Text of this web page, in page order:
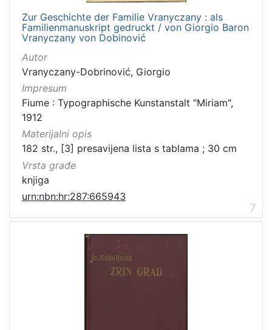
Zur Geschichte der Familie Vranyczany : als
Familienmanuskript gedruckt / von Giorgio Baron
Vranyczany von Dobinović
Autor
Vranyczany-Dobrinović, Giorgio
Impresum
Fiume : Typographische Kunstanstalt "Miriam",
1912
Materijalni opis
182 str., [3] presavijena lista s tablama ; 30 cm
Vrsta građe
knjiga
urn:nbn:hr:287:665943
7